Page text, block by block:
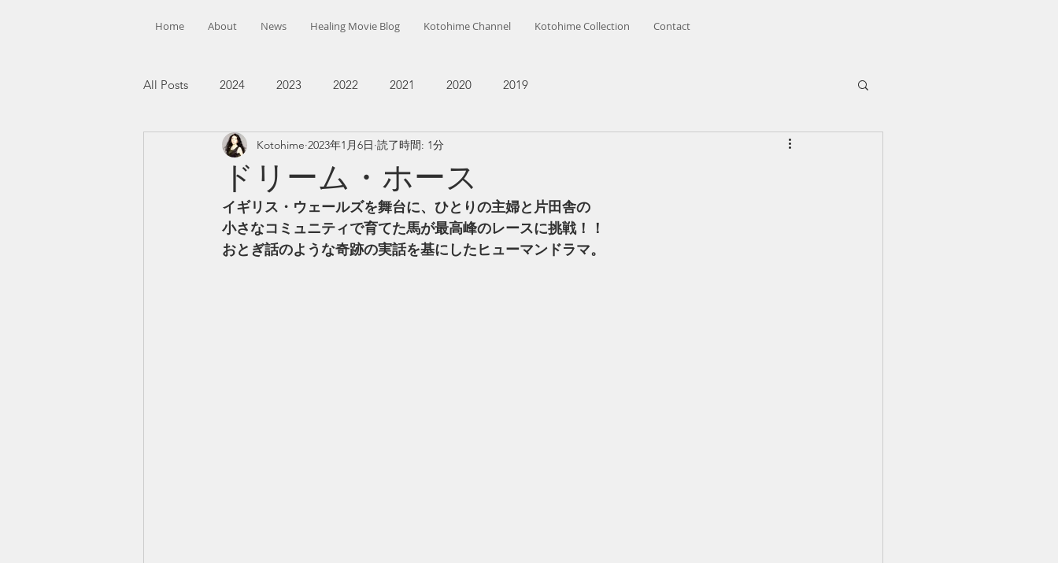
Home About News Healing Movie Blog Kotohime Channel Kotohime Collection Contact
All Posts 2024 2023 2022 2021 2020 2019
ドリーム・ホース
Kotohime 2023年1月6日 読了時間: 1分
イギリス・ウェールズを舞台に、ひとりの主婦と片田舎の
小さなコミュニティで育てた馬が最高峰のレースに挑戦！！
おとぎ話のような奇跡の実話を基にしたヒューマンドラマ。